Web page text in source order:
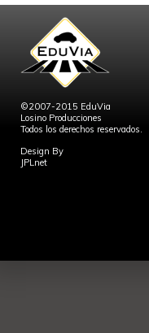
©2007-2015 EduVia
Losino Producciones
Todos los derechos reservados.
Design By
JPLnet